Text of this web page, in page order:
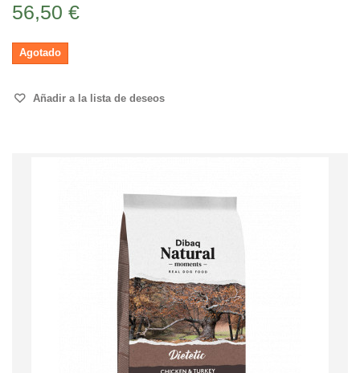
56,50 €
Agotado
Añadir a la lista de deseos